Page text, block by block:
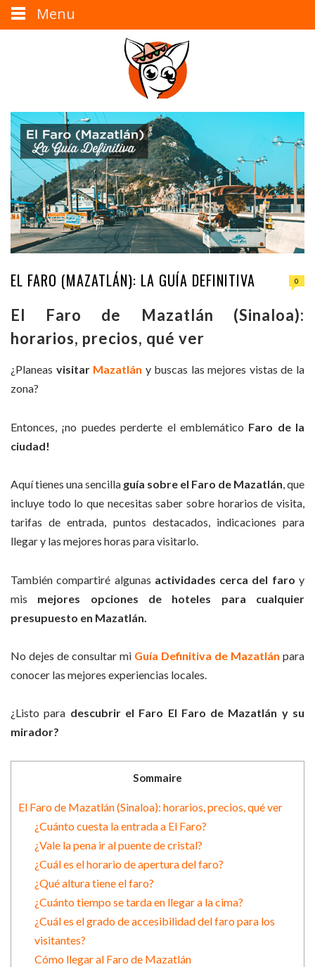
EL FARO (MAZATLÁN): LA GUÍA DEFINITIVA 0
El Faro de Mazatlán (Sinaloa):
horarios, precios, qué ver
¿Planeas visitar Mazatlán y buscas las mejores vistas de la
zona?
Entonces, ¡no puedes perderte el emblemático Faro de la
ciudad!
Aquí tienes una sencilla guía sobre el Faro de Mazatlán, que
incluye todo lo que necesitas saber sobre horarios de visita,
tarifas de entrada, puntos destacados, indicaciones para
llegar y las mejores horas para visitarlo.
También compartiré algunas actividades cerca del faro y
mis mejores opciones de hoteles para cualquier
presupuesto en Mazatlán.
No dejes de consultar mi Guía Definitiva de Mazatlán para
conocer las mejores experiencias locales.
¿Listo para descubrir el Faro El Faro de Mazatlán y su
mirador?
Sommaire
El Faro de Mazatlán (Sinaloa): horarios, precios, qué ver
¿Cuánto cuesta la entrada a El Faro?
¿Vale la pena ir al puente de cristal?
¿Cuál es el horario de apertura del faro?
¿Qué altura tiene el faro?
¿Cuánto tiempo se tarda en llegar a la cima?
¿Cuál es el grado de accesibilidad del faro para los
visitantes?
Cómo llegar al Faro de Mazatlán
Menu